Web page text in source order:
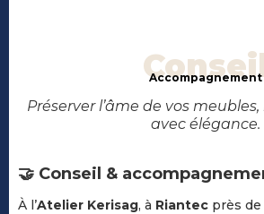
Accompagnement
Préserver l’âme de vos
avec élégance.
🤝 Conseil &
À l’Atelier Kerisag, à Riantec près de